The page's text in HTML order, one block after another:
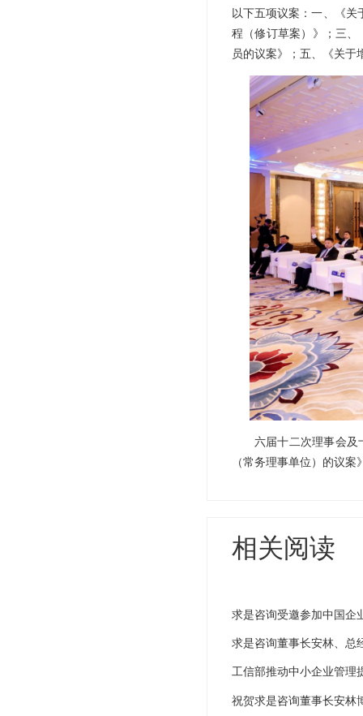
以下五项议案：一、《
程（修订草案）》；三
员的议案》；五、《关于
六届十二次理事会及
（常务理事单位）的议
相关阅读
求是咨询受邀参加中国企
质量发展学术研讨会
求是咨询董事长安林、总
工信部推动中小企业管理
祝贺求是咨询董事长安林